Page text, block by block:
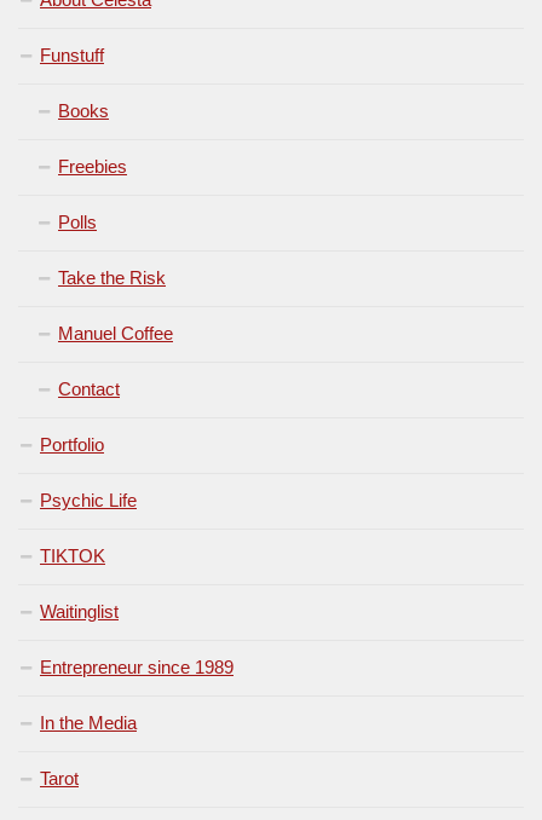
Funstuff
Books
Freebies
Polls
Take the Risk
Manuel Coffee
Contact
Portfolio
Psychic Life
TIKTOK
Waitinglist
Entrepreneur since 1989
In the Media
Tarot